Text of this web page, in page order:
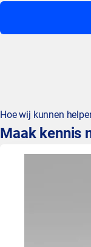
Hoe wij kunnen
Maak kennis